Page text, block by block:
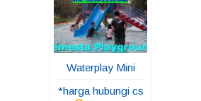
Waterplay Mini
*harga hubungi cs